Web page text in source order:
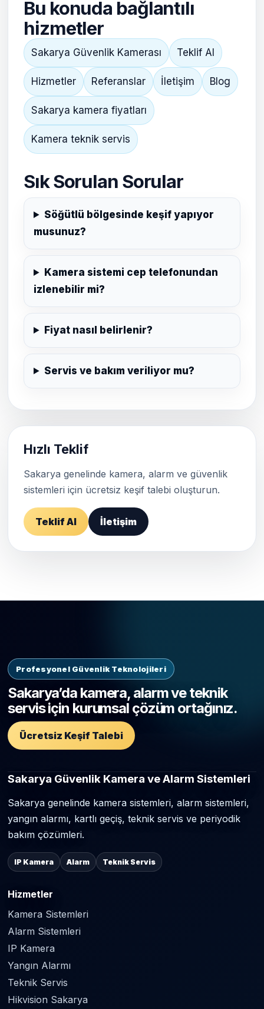
Bu konuda bağlantılı
hizmetler
Sakarya Güvenlik Kamerası Teklif Al
Hizmetler Referanslar İletişim Blog
Sakarya kamera fiyatları
Kamera teknik servis
Sık Sorulan Sorular
Söğütlü bölgesinde keşif yapıyor
musunuz?
Kamera sistemi cep telefonundan
izlenebilir mi?
Fiyat nasıl belirlenir?
Servis ve bakım veriliyor mu?
Hızlı Teklif
Sakarya genelinde kamera, alarm ve güvenlik
sistemleri için ücretsiz keşif talebi oluşturun.
Teklif Al İletişim
Profesyonel Güvenlik Teknolojileri
Sakarya’da kamera, alarm ve teknik
servis için kurumsal çözüm ortağınız.
Ücretsiz Keşif Talebi
Sakarya Güvenlik Kamera ve Alarm Sistemleri
Sakarya genelinde kamera sistemleri, alarm sistemleri,
yangın alarmı, kartlı geçiş, teknik servis ve periyodik
bakım çözümleri.
IP Kamera Alarm Teknik Servis
Hizmetler
Kamera Sistemleri
Alarm Sistemleri
IP Kamera
Yangın Alarmı
Teknik Servis
Hikvision Sakarya